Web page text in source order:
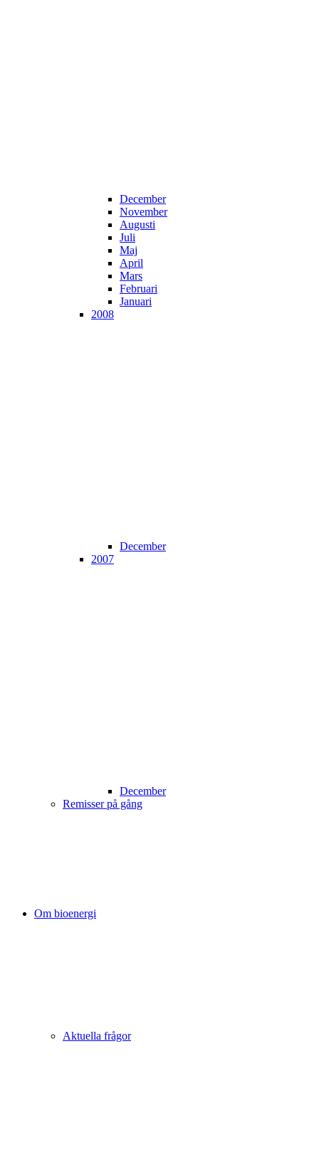
December
November
Augusti
Juli
Maj
April
Mars
Februari
Januari
2008
December
2007
December
Remisser på gång
Om bioenergi
Aktuella frågor